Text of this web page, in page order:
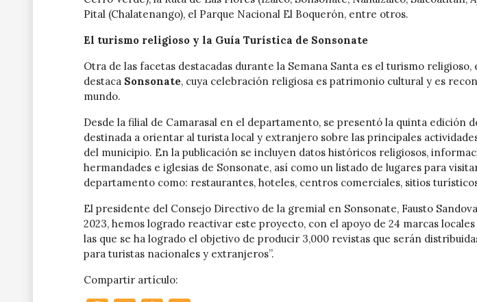
Pital (Chalatenango), el Parque Nacional El Boquerón, entre otros.
El turismo religioso y la Guía Turística de Sonsonate
Otra de las facetas destacadas durante la Semana Santa es el turismo religioso,
destaca Sonsonate, cuya celebración religiosa es patrimonio cultural y es
mundo.
Desde la filial de Camarasal en el departamento, se presentó la quinta edición
destinada a orientar al turista local y extranjero sobre las principales
del municipio. En la publicación se incluyen datos históricos religiosos,
hermandades e iglesias de Sonsonate, así como un listado de lugares para
departamento como: restaurantes, hoteles, centros comerciales, sitios
El presidente del Consejo Directivo de la gremial en Sonsonate, Fausto
2023, hemos logrado reactivar este proyecto, con el apoyo de 24 marcas
las que se ha logrado el objetivo de producir 3,000 revistas que serán
para turistas nacionales y extranjeros”.
Compartir artículo: